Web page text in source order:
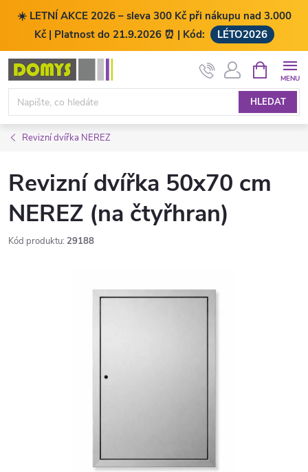
☀️ LETNÍ AKCE 2026 – sleva 300 Kč při nákupu nad 3.000
Kč | Platnost do 21.9.2026 ⏰ | Kód:
LÉTO2026
Přejít
obsah
HLEDAT
NÁKUPNÍ
KOŠÍK
Revizní dvířka NEREZ
Revizní dvířka 50x70 cm
NEREZ (na čtyřhran)
Kód produktu: 29188